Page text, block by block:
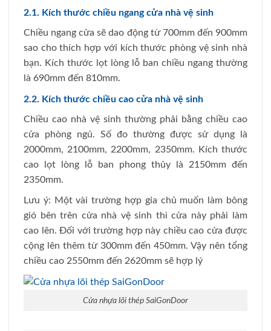
2.1. Kích thước chiều ngang cửa nhà vệ sinh
Chiều ngang cửa sẽ dao động từ 700mm đến 900mm
sao cho thích hợp với kích thước phòng vệ sinh nhà
bạn. Kích thước lọt lòng lỗ ban chiều ngang thường
là 690mm đến 810mm.
2.2. Kích thước chiều cao cửa nhà vệ sinh
Chiều cao nhà vệ sinh thường phải bằng chiều cao
cửa phòng ngủ. Số đo thường được sử dụng là
2000mm, 2100mm, 2200mm, 2350mm. Kích thước
cao lọt lòng lỗ ban phong thủy là 2150mm đến
2350mm.
Lưu ý: Một vài trường hợp gia chủ muốn làm bông
gió bên trên cửa nhà vệ sinh thì cửa này phải làm
cao lên. Đối với trường hợp này chiều cao cửa được
cộng lên thêm từ 300mm đến 450mm. Vậy nên tổng
chiều cao 2550mm đến 2620mm sẽ hợp lý
Cửa nhựa lõi thép SaiGonDoor